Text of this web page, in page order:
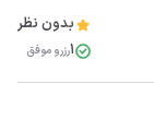
بدون نظر
1رزرو موفق